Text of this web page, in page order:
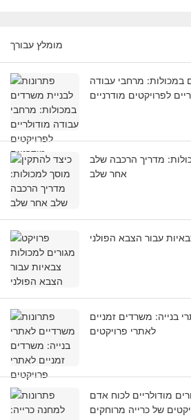
מומלץ עבורך
במכולות: מרחבי עבודה
לפרויקטים מודרניים
מדריך הרכבה שלב
אחר שלב
עבור הצבא הפולני
בנייה: משרדים זמניים
לאתרי פרויקטים
מודולריים לכוח אדם
של כרייה מרוחקים